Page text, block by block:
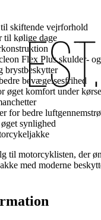
skiftende vejrforhold
til kølige dage
Flex Plus skulder-
brystbeskytter
bevægelsesfrihed
øget komfort under
for bedre
synlighed
til motorcyklisten, der
med moderne